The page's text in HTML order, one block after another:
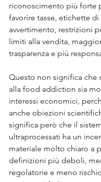
riconoscimento più forte
favorire tasse, etichette di
avvertimento, restrizioni
limiti alla vendita,
trasparenza e più
Questo non significa che
alla food addiction sia
interessi economici,
anche obiezioni
significa però che il
ultraprocessati ha un
materiale molto chiaro a
definizioni più deboli,
regolatorie e meno